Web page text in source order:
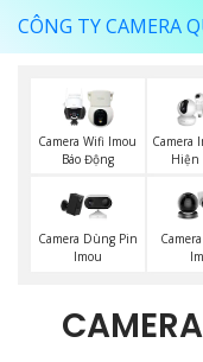
CÔNG TY CAMERA
Camera Wifi Imou
Báo Động
Camera
Hiện
Camera Dùng Pin
Imou